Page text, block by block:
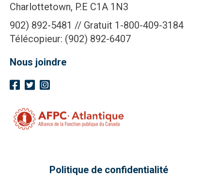
Charlottetown, P.E C1A 1N3
902) 892-5481 // Gratuit 1-800-409-3184
Télécopieur: (902) 892-6407
Nous joindre
Politique de confidentialité